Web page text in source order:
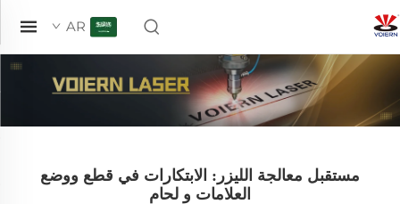
AR
مستقبل معالجة الليزر: الابتكارات في قطع ووضع
العلامات و لحام